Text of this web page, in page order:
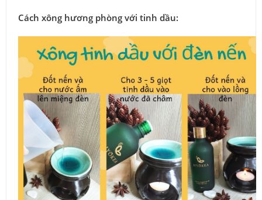
Cách xông hương phòng với tinh dầu: